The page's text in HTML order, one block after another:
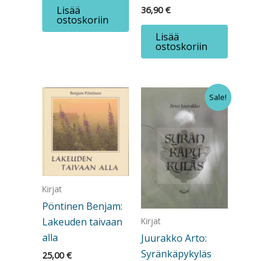
Lisää
ostoskoriin
36,90€
Lisää
ostoskoriin
Kirjat
Pöntinen Benjam:
Lakeuden taivaan
alla
25,00€
Sale!
Kirjat
Juurakko Arto:
Syränkäpykyläs